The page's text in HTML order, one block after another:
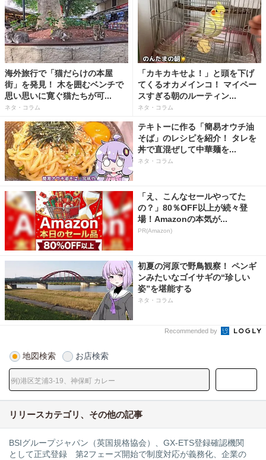
海外旅行で「猫だらけの本屋
街」を発見！ 木を囲むベンチで
思い思いに寛ぐ猫たちが可...
ネタ・コラム
「カキカキせよ！」と頭を下げ
てくるオカメインコ！ マイペー
スすぎる朝のルーティン...
ネタ・コラム
テキトーに作る「簡易オウチ油
そば」のレシピを紹介！ タレを
丼で直混ぜして中華麺を...
ネタ・コラム
「え、こんなセールやってた
の？」80％OFF以上が続々登
場！Amazonの本気が...
PR(Amazon)
初夏の河原で野鳥観察！ ペンギ
ンみたいなゴイサギの“珍しい
姿”を堪能する
ネタ・コラム
Recommended by
地図検索 お店検索
リリースカテゴリ、その他の記事
BSIグループジャパン（英国規格協会）、GX-ETS登録確認機関
として正式登録 第2フェーズ開始で制度対応が義務化、企業の